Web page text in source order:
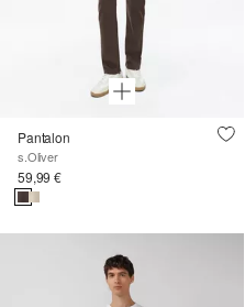
Pantalon
s.Oliver
59,99 €